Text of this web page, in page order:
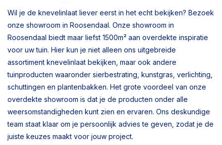
Wil je de knevelinlaat liever eerst in het echt bekijken? Bezoek
onze showroom in Roosendaal. Onze showroom in
Roosendaal biedt maar liefst 1500m² aan overdekte inspiratie
voor uw tuin. Hier kun je niet alleen ons uitgebreide
assortiment knevelinlaat bekijken, maar ook andere
tuinproducten waaronder sierbestrating, kunstgras, verlichting,
schuttingen en plantenbakken. Het grote voordeel van onze
overdekte showroom is dat je de producten onder alle
weersomstandigheden kunt zien en ervaren. Ons deskundige
team staat klaar om je persoonlijk advies te geven, zodat je de
juiste keuzes maakt voor jouw project.